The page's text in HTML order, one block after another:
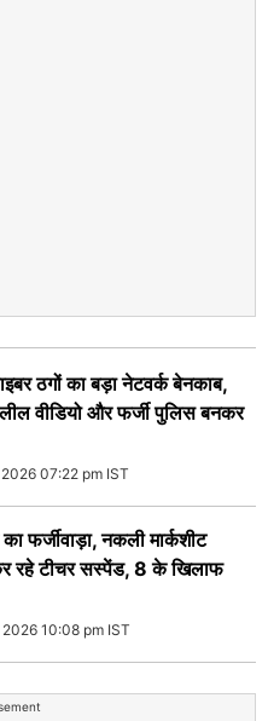
ठगों का बड़ा नेटवर्क बेनकाब,
वीडियो और फर्जी पुलिस बनकर
07:22 pm IST
फर्जीवाड़ा, नकली मार्कशीट
रहे टीचर सस्पेंड, 8 के खिलाफ
10:08 pm IST